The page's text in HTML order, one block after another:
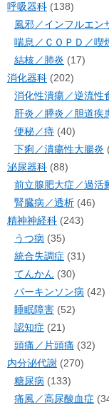
呼吸器科 (138)
風邪／インフルエン
喘息／ＣＯＰＤ／喫
結核／肺炎 (17)
消化器科 (202)
消化性潰瘍／逆流性
肝炎／膵炎／胆道疾
便秘／痔 (40)
下痢／潰瘍性大腸炎
泌尿器科 (88)
前立腺肥大症／過活
腎臓病／透析 (46)
精神神経科 (243)
うつ病 (35)
統合失調症 (31)
てんかん (30)
パーキンソン病 (42)
睡眠障害 (52)
認知症 (21)
頭痛／片頭痛 (32)
内分泌代謝 (270)
糖尿病 (133)
痛風／高尿酸血症